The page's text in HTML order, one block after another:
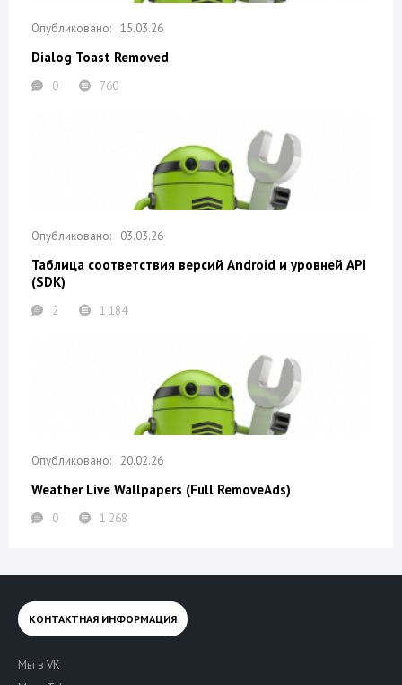
15.03.26
Dialog Toast Removed
0 760
03.03.26
Таблица соответствия версий Android и уровней API
(SDK)
2 1 184
20.02.26
Weather Live Wallpapers (Full RemoveAds)
0 1 268
КОНТАКТНАЯ ИНФОРМАЦИЯ
Мы в VK